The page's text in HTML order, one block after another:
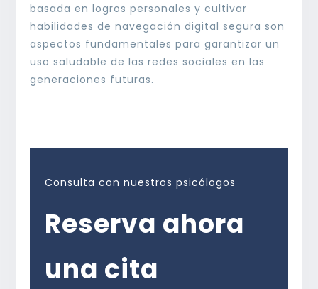
basada en logros personales y cultivar
habilidades de navegación digital segura son
aspectos fundamentales para garantizar un
uso saludable de las redes sociales en las
generaciones futuras.
Consulta con nuestros psicólogos
Reserva ahora
una cita